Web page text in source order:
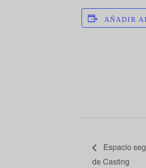
AÑADIR
Espacio
de Casting